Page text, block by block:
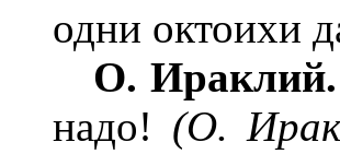
одни октоихи
О. Ираклий.
надо! (О.